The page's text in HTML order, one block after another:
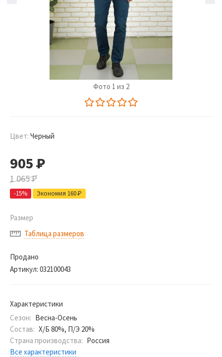
Фото 1 из 2
Цвет: Черный
905Р
1 065Р
-15% Экономия 160Р
Размер
Таблица размеров
Продано
Артикул: 032100043
Характеристики
Сезон: Весна-Осень
Состав: Х/Б 80%, П/Э 20%
Страна производства: Россия
Все характеристики